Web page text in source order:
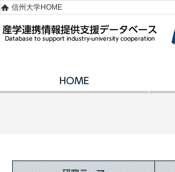
信州大学HOME